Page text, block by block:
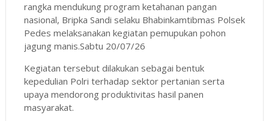
rangka mendukung program ketahanan pangan
nasional, Bripka Sandi selaku Bhabinkamtibmas Polsek
Pedes melaksanakan kegiatan pemupukan pohon
jagung manis.Sabtu 20/07/26
Kegiatan tersebut dilakukan sebagai bentuk
kepedulian Polri terhadap sektor pertanian serta
upaya mendorong produktivitas hasil panen
masyarakat.